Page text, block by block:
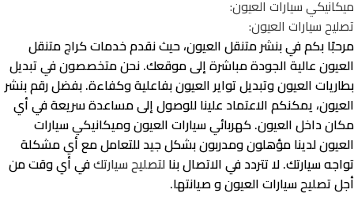
ميكانيكي سيارات العيون:
تصليح سيارات العيون:
مرحبًا بكم في بنشر متنقل العيون، حيث نقدم خدمات كراج متنقل
العيون عالية الجودة مباشرة إلى موقعك. نحن متخصصون في تبديل
بطاريات العيون وتبديل تواير العيون بفاعلية وكفاءة. بفضل رقم بنشر
العيون، يمكنكم الاعتماد علينا للوصول إلى مساعدة سريعة في أي
مكان داخل العيون. كهربائي سيارات العيون وميكانيكي سيارات
العيون لدينا مؤهلون ومدربون بشكل جيد للتعامل مع أي مشكلة
تواجه سيارتك. لا تتردد في الاتصال بنالتصليح سيارتكفي أي وقت من
أجل تصليح سيارات العيون و صيانتها.